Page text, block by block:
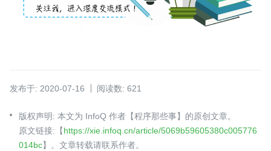
发布于: 2020-07-16 阅读数: 621
版权声明: 本文为 InfoQ 作者【程序那些事】的原创文章。
原文链接:【https://xie.infoq.cn/article/5069b59605380c005776
014bc】。文章转载请联系作者。